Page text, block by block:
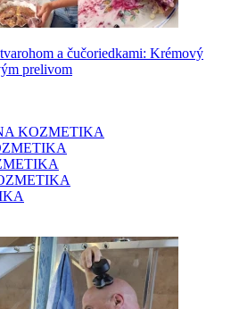
a čučoriedkami: Krémový
prelivom
KOZMETIKA